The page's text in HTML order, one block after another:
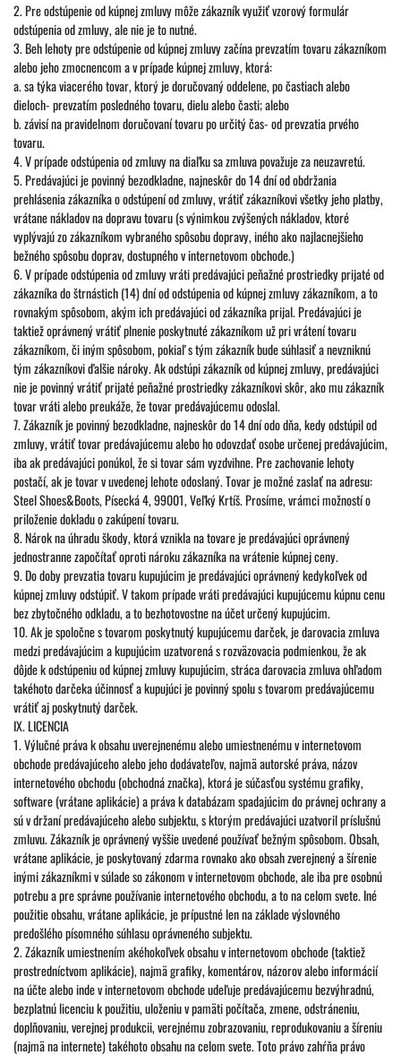
2. Pre odstúpenie od kúpnej zmluvy môže zákazník využiť vzorový formulár
odstúpenia od zmluvy, ale nie je to nutné.
3. Beh lehoty pre odstúpenie od kúpnej zmluvy začína prevzatím tovaru zákazníkom
alebo jeho zmocnencom a v prípade kúpnej zmluvy, ktorá:
a. sa týka viacerého tovar, ktorý je doručovaný oddelene, po častiach alebo
dieloch- prevzatím posledného tovaru, dielu alebo časti; alebo
b. závisí na pravidelnom doručovaní tovaru po určitý čas- od prevzatia prvého
tovaru.
4. V prípade odstúpenia od zmluvy na diaľku sa zmluva považuje za neuzavretú.
5. Predávajúci je povinný bezodkladne, najneskôr do 14 dní od obdržania
prehlásenia zákazníka o odstúpení od zmluvy, vrátiť zákazníkovi všetky jeho platby,
vrátane nákladov na dopravu tovaru (s výnimkou zvýšených nákladov, ktoré
vyplývajú zo zákazníkom vybraného spôsobu dopravy, iného ako najlacnejšieho
bežného spôsobu doprav, dostupného v internetovom obchode.)
6. V prípade odstúpenia od zmluvy vráti predávajúci peňažné prostriedky prijaté od
zákazníka do štrnástich (14) dní od odstúpenia od kúpnej zmluvy zákazníkom, a to
rovnakým spôsobom, akým ich predávajúci od zákazníka prijal. Predávajúci je
taktiež oprávnený vrátiť plnenie poskytnuté zákazníkom už pri vrátení tovaru
zákazníkom, či iným spôsobom, pokiaľ s tým zákazník bude súhlasiť a nevzniknú
tým zákazníkovi ďalšie nároky. Ak odstúpi zákazník od kúpnej zmluvy, predávajúci
nie je povinný vrátiť prijaté peňažné prostriedky zákazníkovi skôr, ako mu zákazník
tovar vráti alebo preukáže, že tovar predávajúcemu odoslal.
7. Zákazník je povinný bezodkladne, najneskôr do 14 dní odo dňa, kedy odstúpil od
zmluvy, vrátiť tovar predávajúcemu alebo ho odovzdať osobe určenej predávajúcim,
iba ak predávajúci ponúkol, že si tovar sám vyzdvihne. Pre zachovanie lehoty
postačí, ak je tovar v uvedenej lehote odoslaný. Tovar je možné zaslať na adresu:
Steel Shoes&Boots, Písecká 4, 99001, Veľký Krtíš. Prosíme, vrámci možností o
priloženie dokladu o zakúpení tovaru.
8. Nárok na úhradu škody, ktorá vznikla na tovare je predávajúci oprávnený
jednostranne započítať oproti nároku zákazníka na vrátenie kúpnej ceny.
9. Do doby prevzatia tovaru kupujúcim je predávajúci oprávnený kedykoľvek od
kúpnej zmluvy odstúpiť. V takom prípade vráti predávajúci kupujúcemu kúpnu cenu
bez zbytočného odkladu, a to bezhotovostne na účet určený kupujúcim.
10. Ak je spoločne s tovarom poskytnutý kupujúcemu darček, je darovacia zmluva
medzi predávajúcim a kupujúcim uzatvorená s rozväzovacia podmienkou, že ak
dôjde k odstúpeniu od kúpnej zmluvy kupujúcim, stráca darovacia zmluva ohľadom
takéhoto darčeka účinnosť a kupujúci je povinný spolu s tovarom predávajúcemu
vrátiť aj poskytnutý darček.
IX. LICENCIA
1. Výlučné práva k obsahu uverejnenému alebo umiestnenému v internetovom
obchode predávajúceho alebo jeho dodávateľov, najmä autorské práva, názov
internetového obchodu (obchodná značka), ktorá je súčasťou systému grafiky,
software (vrátane aplikácie) a práva k databázam spadajúcim do právnej ochrany a
sú v držaní predávajúceho alebo subjektu, s ktorým predávajúci uzatvoril príslušnú
zmluvu. Zákazník je oprávnený vyššie uvedené používať bežným spôsobom. Obsah,
vrátane aplikácie, je poskytovaný zdarma rovnako ako obsah zverejnený a šírenie
inými zákazníkmi v súlade so zákonom v internetovom obchode, ale iba pre osobnú
potrebu a pre správne používanie internetového obchodu, a to na celom svete. Iné
použitie obsahu, vrátane aplikácie, je prípustné len na základe výslovného
predošlého písomného súhlasu oprávneného subjektu.
2. Zákazník umiestnením akéhokoľvek obsahu v internetovom obchode (taktiež
prostredníctvom aplikácie), najmä grafiky, komentárov, názorov alebo informácií
na účte alebo inde v internetovom obchode udeľuje predávajúcemu bezvýhradnú,
bezplatnú licenciu k použitiu, uloženiu v pamäti počítača, zmene, odstráneniu,
doplňovaniu, verejnej produkcii, verejnému zobrazovaniu, reprodukovaniu a šíreniu
(najmä na internete) takéhoto obsahu na celom svete. Toto právo zahŕňa právo